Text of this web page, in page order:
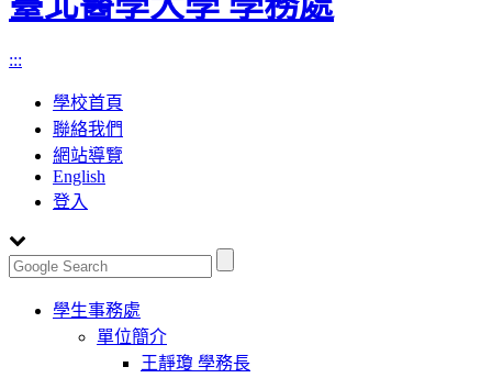
:::
學校首頁
聯絡我們
網站導覽
English
登入
Toggle
navigation
學生事務處
單位簡介
王靜瓊 學務長